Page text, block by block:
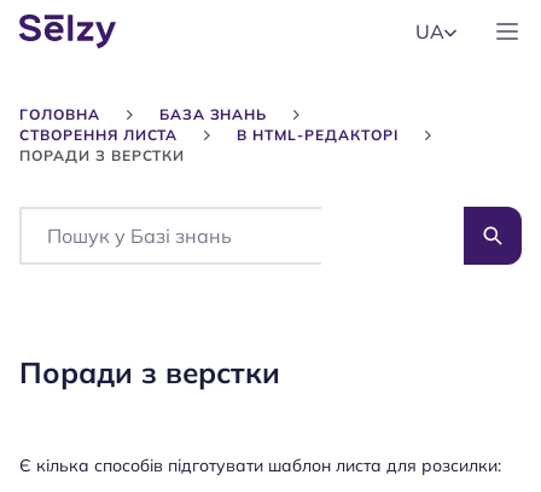
UA
ГОЛОВНА
БАЗА ЗНАНЬ
СТВОРЕННЯ ЛИСТА
В HTML-РЕДАКТОРІ
ПОРАДИ З ВЕРСТКИ
Search
Поради з верстки
Є кілька способів підготувати шаблон листа для розсилки: